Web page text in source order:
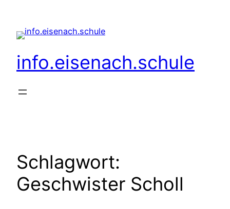
springen
info.eisenach.schule
Schlagwort:
Geschwister Scholl